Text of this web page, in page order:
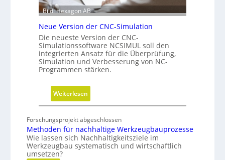
u
n
g
e
b
e
i
N
a
h
a
l
t
i
g
Bild: Hexagon AB
Neue Version der CNC-Simulation
Die neueste Version der CNC-
Simulationssoftware NCSIMUL soll den
integrierten Ansatz für die Überprüfung,
Simulation und Verbesserung von NC-
Programmen stärken.
Weiterlesen
N
u
e
V
Forschungsprojekt abgeschlossen
Methoden für nachhaltige Werkzeugbauprozesse
Wie lassen sich Nachhaltigkeitsziele im
Werkzeugbau systematisch und wirtschaftlich
umsetzen?